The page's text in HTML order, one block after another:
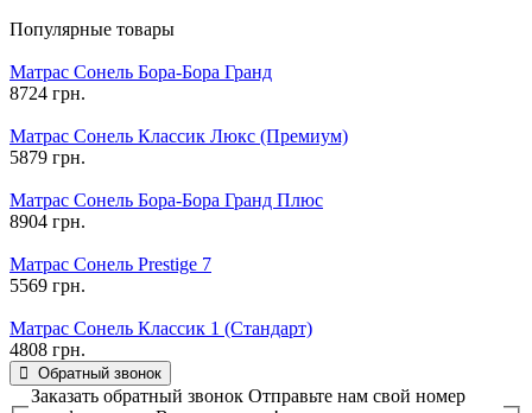
Популярные товары
Матрас Сонель Бора-Бора Гранд
8724 грн.
Матрас Сонель Классик Люкс (Премиум)
5879 грн.
Матрас Сонель Бора-Бора Гранд Плюс
8904 грн.
Матрас Сонель Prestige 7
5569 грн.
Матрас Сонель Классик 1 (Стандарт)
4808 грн.
Обратный звонок
Заказать обратный звонок Отправьте нам свой номер